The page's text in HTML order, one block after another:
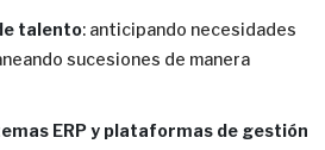
talento: anticipando necesidades
sucesiones de manera
ERP y plataformas de gestión